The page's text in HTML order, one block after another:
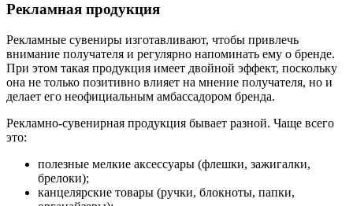
Рекламная продукция
Рекламные сувениры изготавливают, чтобы привлечь
внимание получателя и регулярно напоминать ему о бренде.
При этом такая продукция имеет двойной эффект, поскольку
она не только позитивно влияет на мнение получателя, но и
делает его неофициальным амбассадором бренда.
Рекламно-сувенирная продукция бывает разной. Чаще всего
это:
полезные мелкие аксессуары (флешки, зажигалки,
брелоки);
канцелярские товары (ручки, блокноты, папки,